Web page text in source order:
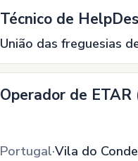
Técnico de
União das freguesias
Operador de
Portugal Vila do Conde